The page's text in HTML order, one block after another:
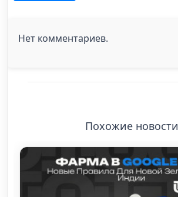
Нет комментариев.
Похожие новости